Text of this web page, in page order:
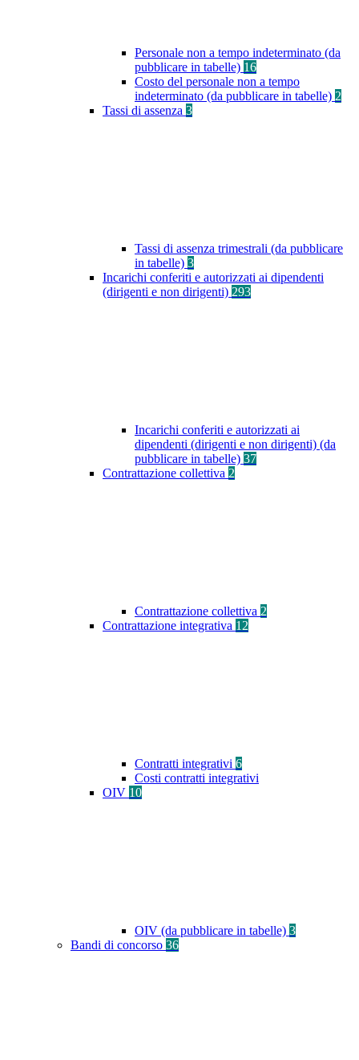
Personale non a tempo indeterminato (da
pubblicare in tabelle) 16
Costo del personale non a tempo
indeterminato (da pubblicare in tabelle) 2
Tassi di assenza 3
Tassi di assenza trimestrali (da pubblicare
in tabelle) 3
Incarichi conferiti e autorizzati ai dipendenti
(dirigenti e non dirigenti) 293
Incarichi conferiti e autorizzati ai
dipendenti (dirigenti e non dirigenti) (da
pubblicare in tabelle) 37
Contrattazione collettiva 2
Contrattazione collettiva 2
Contrattazione integrativa 12
Contratti integrativi 6
Costi contratti integrativi
OIV 10
OIV (da pubblicare in tabelle) 3
Bandi di concorso 36